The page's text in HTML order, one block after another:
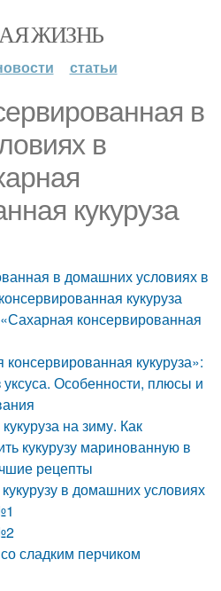
ЖИЗНЬ
статьи
в
в
кукуруза
в домашних условиях в
кукуруза
консервированная
кукуруза»:
уксуса. Особенности, плюсы и
на зиму. Как
кукурузу маринованную в
рецепты
в домашних условиях
сладким перчиком